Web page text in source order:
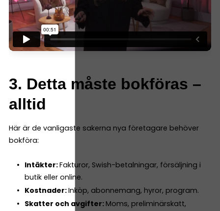
3. Detta måste bokföras –
alltid
Här är de vanligaste sakerna nya företagare behöver
bokföra:
Intäkter:Fakturor, Swish-betalningar, försäljning i
butik eller online.
Kostnader:Inköp, abonnemang, hyror, program.
Skatter och avgifter: Moms, preliminärskatt,